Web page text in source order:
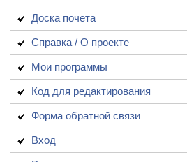
Доска почета
Справка / О проекте
Мои программы
Код для редактирования
Форма обратной связи
Вход